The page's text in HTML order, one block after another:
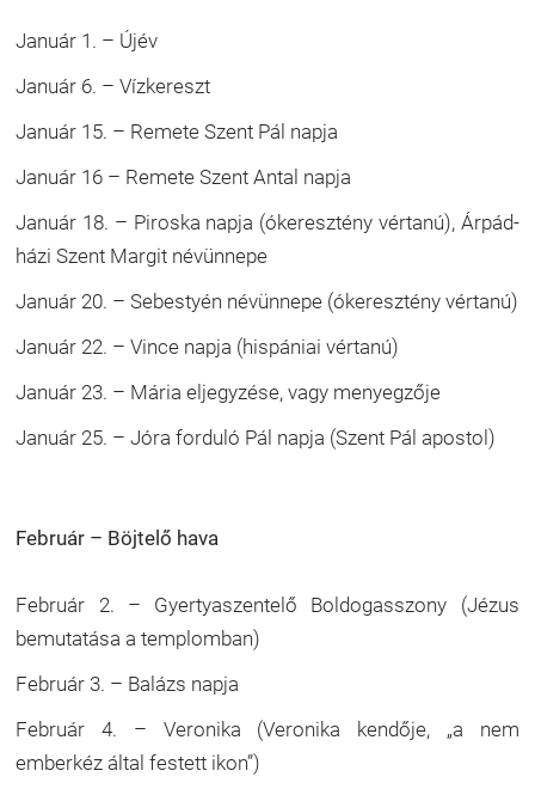
Január 1. – Újév
Január 6. – Vízkereszt
Január 15. – Remete Szent Pál napja
Január 16 – Remete Szent Antal napja
Január 18. – Piroska napja (ókeresztény vértanú), Árpád-
házi Szent Margit névünnepe
Január 20. – Sebestyén névünnepe (ókeresztény vértanú)
Január 22. – Vince napja (hispániai vértanú)
Január 23. – Mária eljegyzése, vagy menyegzője
Január 25. – Jóra forduló Pál napja (Szent Pál apostol)
Február – Böjtelő hava
Február 2. – Gyertyaszentelő Boldogasszony (Jézus
bemutatása a templomban)
Február 3. – Balázs napja
Február 4. – Veronika (Veronika kendője, „a nem
emberkéz által festett ikon”)